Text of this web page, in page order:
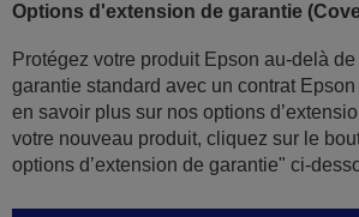
Options d'extension de garantie
Protégez votre produit Epson au-delà
garantie standard avec un contrat
en savoir plus sur nos options
votre nouveau produit, cliquez sur le
options d’extension de garantie" ci-